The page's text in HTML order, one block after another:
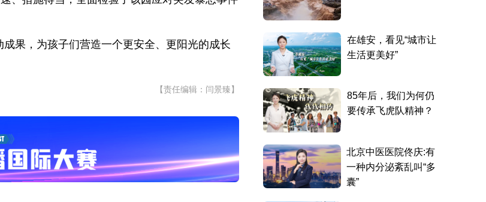
果，为孩子们营造一个更安全、更阳光的成长
【责任编辑：闫景臻】